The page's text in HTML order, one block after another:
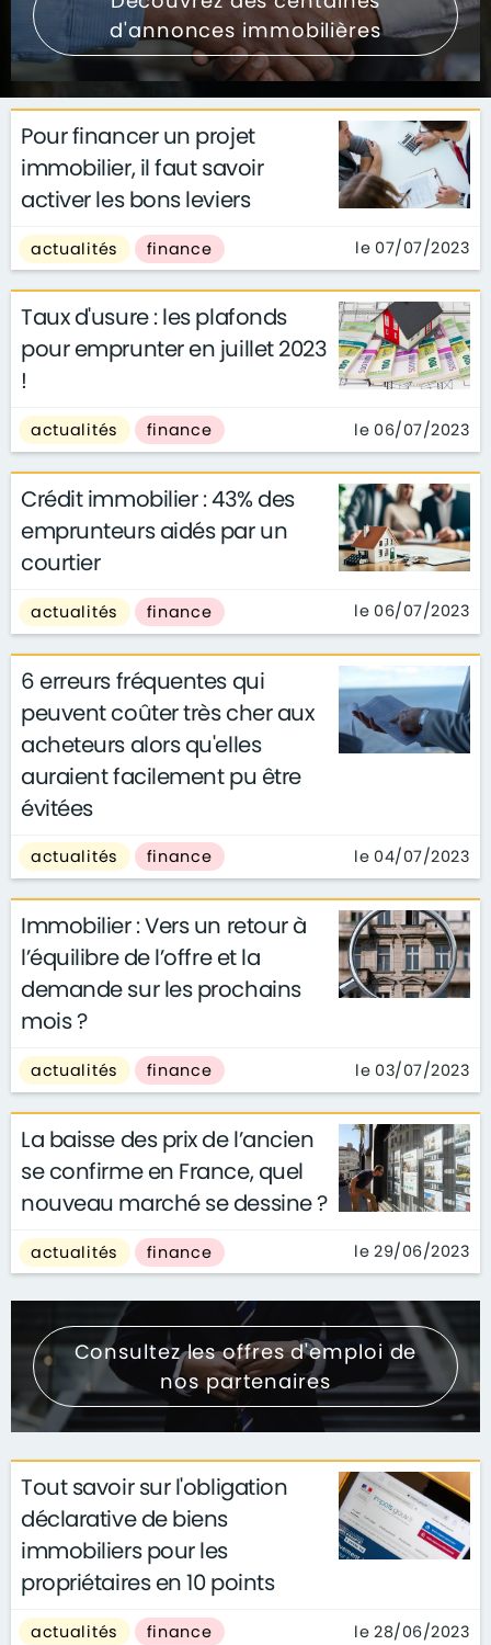
d'annonces immobilières
Pour financer un projet
immobilier, il faut savoir
activer les bons leviers
actualités finance le 07/07/2023
Taux d'usure : les plafonds
pour emprunter en juillet 2023
!
actualités finance le 06/07/2023
Crédit immobilier : 43% des
emprunteurs aidés par un
courtier
actualités finance le 06/07/2023
6 erreurs fréquentes qui
peuvent coûter très cher aux
acheteurs alors qu'elles
auraient facilement pu être
évitées
actualités finance le 04/07/2023
Immobilier : Vers un retour à
l’équilibre de l’offre et la
demande sur les prochains
mois ?
actualités finance le 03/07/2023
La baisse des prix de l’ancien
se confirme en France, quel
nouveau marché se dessine ?
actualités finance le 29/06/2023
Consultez les offres d'emploi de
nos partenaires
Tout savoir sur l'obligation
déclarative de biens
immobiliers pour les
propriétaires en 10 points
actualités finance le 28/06/2023